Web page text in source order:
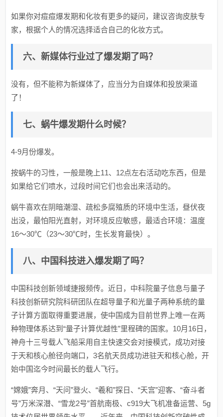
如果你对痘痘爆发期和化妆有更多的疑问，建议咨询皮肤专
家，根据个人的情况选择适合自己的化妆方式。
六、新媒体行业过了爆发期了吗？
没有，但不能称为新媒体了，应当分为自媒体和投放渠道
了！
七、蜗牛爆发期什么时候？
4-9月份爆发。
按蜗牛的习性，一般是晚上11、12点左右活动吃东西，但是
如果给它们喷水，过段时间它们也会出来活动的。
蜗牛喜欢在阴暗潮湿、疏松多腐殖质的环境中生活，昼伏夜
出没，最怕阳光直射，对环境反应敏感，最适合环境：温度
16～30℃（23～30℃时，生长发育最快）。
八、中国科技进入爆发期了吗？
中国科技创新领域捷报频传。近日，中科院量子信息与量子
科技创新研究院科研团队在超导量子和光量子两种系统的量
子计算方面取得重要进展，使中国成为目前世界上唯一在两
种物理体系达到“量子计算优越性”里程碑的国家。10月16日，
神舟十三号载人飞船采用自主快速交会对接模式，成功对接
于天和核心舱径向端口，3名航天员成功进驻天和核心舱，开
始中国迄今时间最长的载人飞行。
“嫦娥”奔月、“天问”登火、“羲和”探日、“天宫”迎客、“奋斗者
号”万米深潜、“雪龙2号”首航南极、c919大飞机准备运营、5g